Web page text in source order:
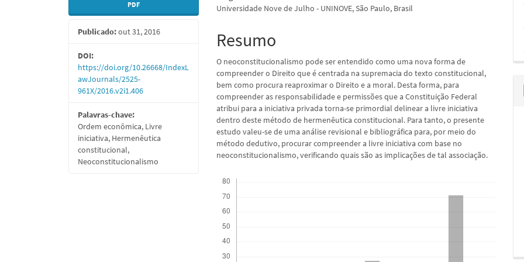
lateral
de
artigos
PDF
Publicado:out 31, 2016
DOI:
https://doi.org/10.26668/IndexL
awJournals/2525-
961X/2016.v2i1.406
Palavras-chave:
Ordem econômica, Livre
iniciativa, Hermenêutica
constitucional,
Neoconstitucionalismo
do
artigo
principal
Universidade Nove de Julho - UNINOVE, São Paulo, Brasil
Resumo
O neoconstitucionalismo pode ser entendido como uma nova forma de
compreender o Direito que é centrada na supremacia do texto constitucional,
bem como procura reaproximar o Direito e a moral. Desta forma, para
compreender as responsabilidade e permissões que a Constituição Federal
atribui para a iniciativa privada torna-se primordial delinear a livre iniciativa
dentro deste método de hermenêutica constitucional. Para tanto, o presente
estudo valeu-se de uma análise revisional e bibliográfica para, por meio do
método dedutivo, procurar compreender a livre iniciativa com base no
neoconstitucionalismo, verificando quais são as implicações de tal associação.